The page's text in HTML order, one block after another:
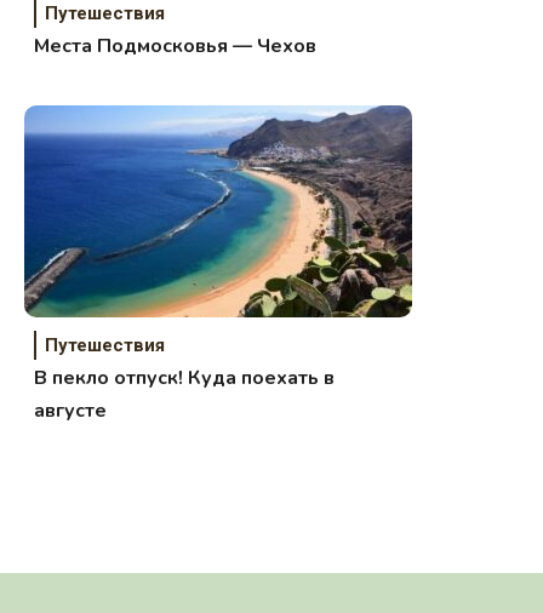
Путешествия
Места Подмосковья — Чехов
Путешествия
В пекло отпуск! Куда поехать в
августе